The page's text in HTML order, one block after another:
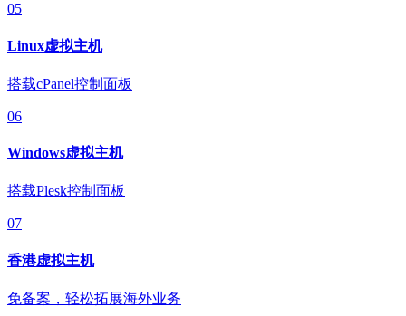
05
Linux虚拟主机
搭载cPanel控制面板
06
Windows虚拟主机
搭载Plesk控制面板
07
香港虚拟主机
免备案，轻松拓展海外业务